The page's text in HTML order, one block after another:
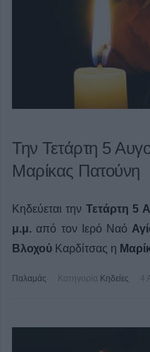
Την Τετάρτη 5
Μαρίκας Πατούνη
Κηδεύεται την Τετάρτη 5
μ.μ. από τον Ιερό Ναό
Βλοχού Καρδίτσας η
Παλαμάς Κατηγορία Κηδείες 4